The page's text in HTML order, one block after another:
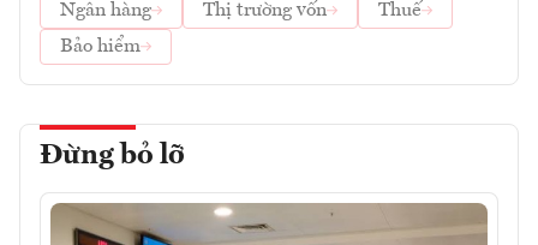
Ngân hàng
Thị trường vốn
Thuế
Bảo hiểm
Đừng bỏ lỡ